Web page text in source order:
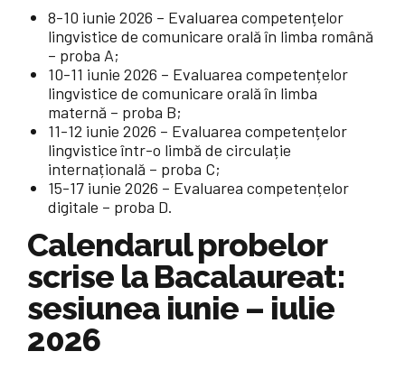
8-10 iunie 2026 – Evaluarea competențelor
lingvistice de comunicare orală în limba română
– proba A;
10-11 iunie 2026 – Evaluarea competențelor
lingvistice de comunicare orală în limba
maternă – proba B;
11-12 iunie 2026 – Evaluarea competențelor
lingvistice într-o limbă de circulație
internațională – proba C;
15-17 iunie 2026 – Evaluarea competențelor
digitale – proba D.
Calendarul probelor
scrise la Bacalaureat:
sesiunea iunie – iulie
2026